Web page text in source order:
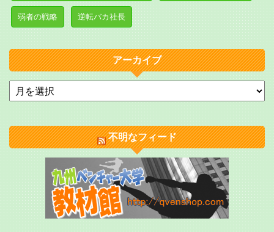
弱者の戦略 逆転バカ社長
アーカイブ
不明なフィード